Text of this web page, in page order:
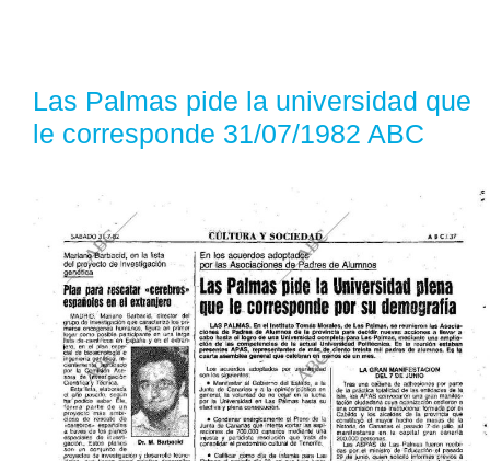
Las Palmas pide la universidad que
le corresponde 31/07/1982 ABC